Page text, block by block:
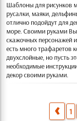
Шаблоны для рисунков
русалки, маяки,
отлично подойдут для
море. Своими руками Вы
скажочных персонажей
есть много трафаретов
двухслойные, но пусть
необходимые
декор своими руками.
1